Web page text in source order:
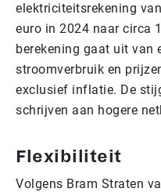
elektriciteitsrekening
euro in 2024 naar circa
berekening gaat uit van
stroomverbruik en
exclusief inflatie. De
schrijven aan hogere
Flexibiliteit
Volgens Bram Straten